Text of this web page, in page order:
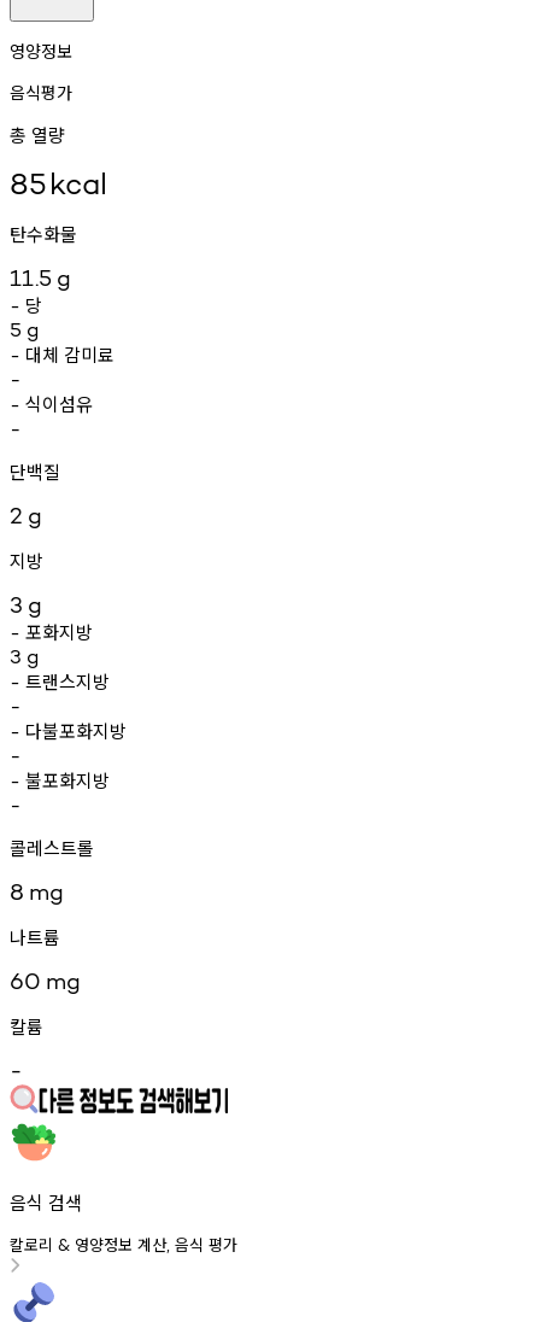
영양정보
음식평가
총 열량
85kcal
탄수화물
11.5 g
- 당
5 g
- 대체 감미료
-
- 식이섬유
-
단백질
2 g
지방
3 g
- 포화지방
3 g
- 트랜스지방
-
- 다불포화지방
-
- 불포화지방
-
콜레스트롤
8 mg
나트륨
60 mg
칼륨
-
음식 검색
칼로리 & 영양정보 계산, 음식 평가